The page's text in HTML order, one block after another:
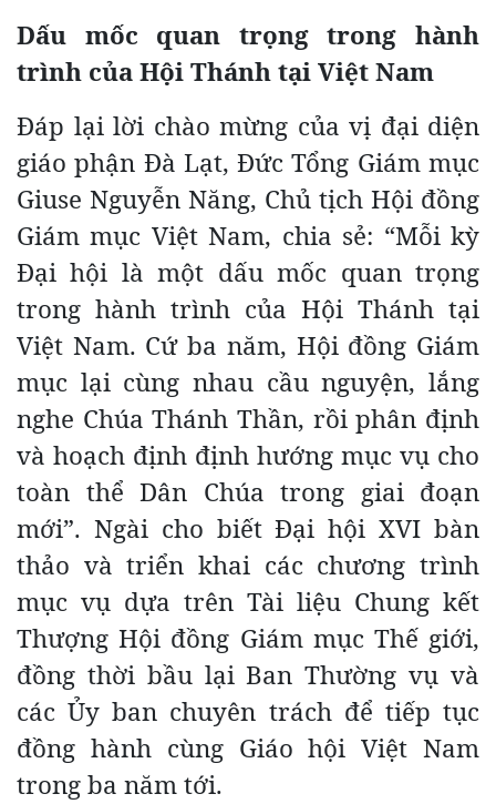
Dấu mốc quan trọng trong hành
trình của Hội Thánh tại Việt Nam
Đáp lại lời chào mừng của vị đại diện
giáo phận Đà Lạt, Đức Tổng Giám mục
Giuse Nguyễn Năng, Chủ tịch Hội đồng
Giám mục Việt Nam, chia sẻ: “Mỗi kỳ
Đại hội là một dấu mốc quan trọng
trong hành trình của Hội Thánh tại
Việt Nam. Cứ ba năm, Hội đồng Giám
mục lại cùng nhau cầu nguyện, lắng
nghe Chúa Thánh Thần, rồi phân định
và hoạch định định hướng mục vụ cho
toàn thể Dân Chúa trong giai đoạn
mới”. Ngài cho biết Đại hội XVI bàn
thảo và triển khai các chương trình
mục vụ dựa trên Tài liệu Chung kết
Thượng Hội đồng Giám mục Thế giới,
đồng thời bầu lại Ban Thường vụ và
các Ủy ban chuyên trách để tiếp tục
đồng hành cùng Giáo hội Việt Nam
trong ba năm tới.